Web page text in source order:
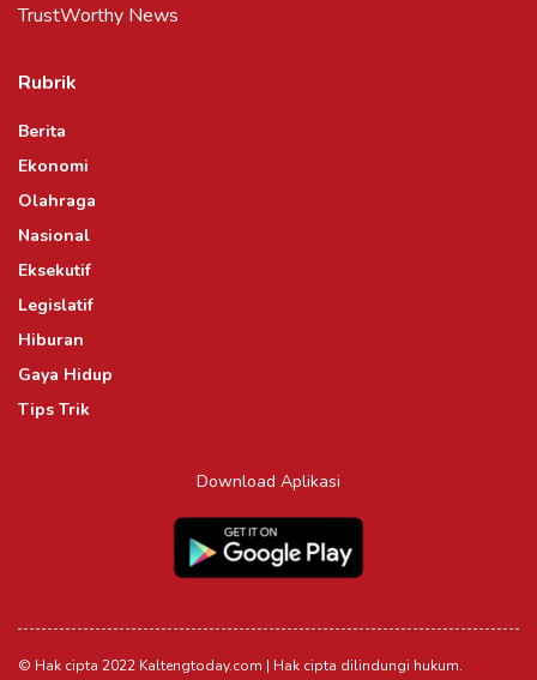
TrustWorthy News
Rubrik
Berita
Ekonomi
Olahraga
Nasional
Eksekutif
Legislatif
Hiburan
Gaya Hidup
Tips Trik
Download Aplikasi
© Hak cipta 2022 Kaltengtoday.com | Hak cipta dilindungi hukum.